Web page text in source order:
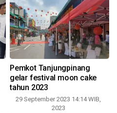
Pemkot Tanjungpinang
gelar festival moon cake
tahun 2023
29 September 2023 14:14 WIB,
2023